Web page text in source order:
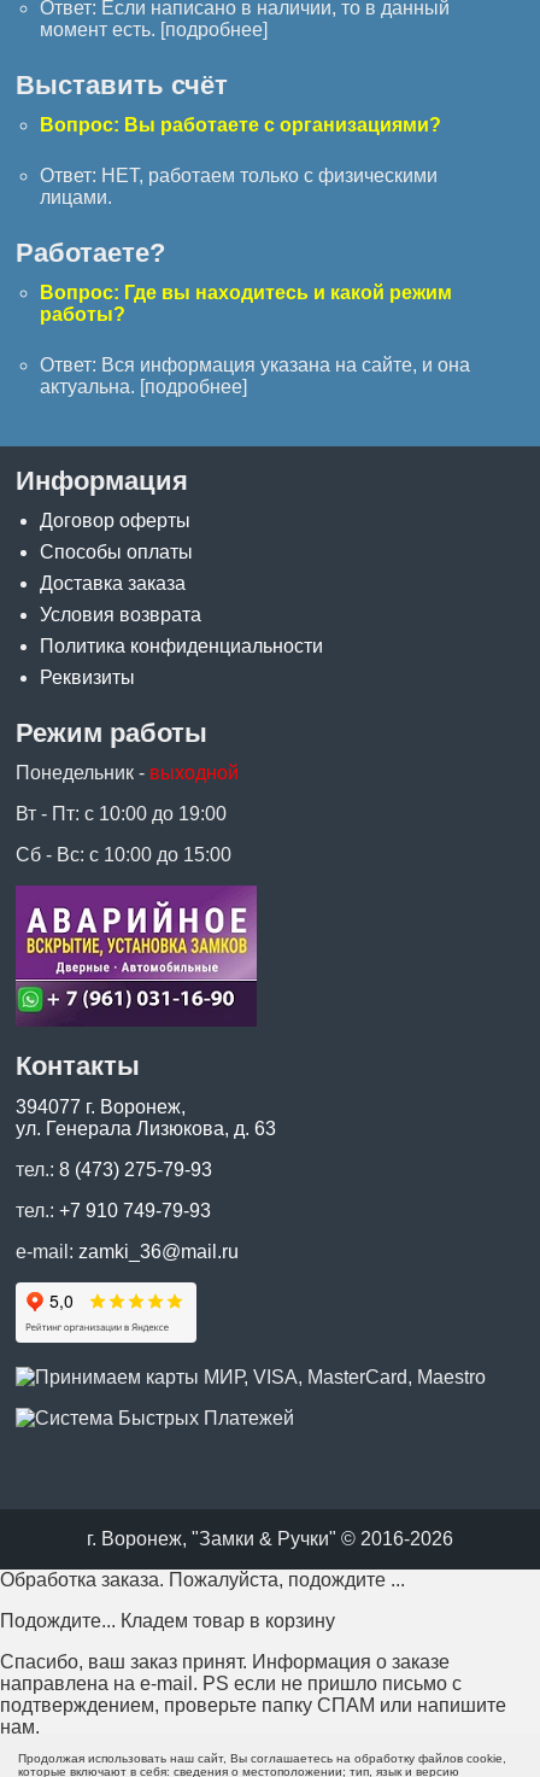
Ответ: Если написано в наличии, то в данный
момент есть. [подробнее]
Выставить счёт
Вопрос: Вы работаете с организациями?
Ответ: НЕТ, работаем только с физическими
лицами.
Работаете?
Вопрос: Где вы находитесь и какой режим
работы?
Ответ: Вся информация указана на сайте, и она
актуальна. [подробнее]
Информация
Договор оферты
Способы оплаты
Доставка заказа
Условия возврата
Политика конфиденциальности
Реквизиты
Режим работы
Понедельник - выходной
Вт - Пт: с 10:00 до 19:00
Сб - Вс: с 10:00 до 15:00
Контакты
394077 г. Воронеж,
ул. Генерала Лизюкова, д. 63
тел.:8 (473) 275-79-93
тел.:+7 910 749-79-93
e-mail: zamki_36@mail.ru
г. Воронеж, "Замки & Ручки" © 2016-2026
Продолжая использовать наш сайт, Вы соглашаетесь на обработку файлов cookie,
которые включают в себя: сведения о местоположении; тип, язык и версию
Обработка заказа. Пожалуйста, подождите ...
Подождите... Кладем товар в корзину
Спасибо, ваш заказ принят. Информация о заказе
направлена на e-mail. PS если не пришло письмо с
подтверждением, проверьте папку СПАМ или напишите
нам.
Возникла проблема с отправкой заказа. Пожалуйста,